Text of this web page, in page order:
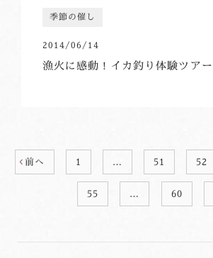
季節の催し
2014/06/14
漁火に感動！イカ釣り体験ツアー
前へ 1 … 51 52
55 … 60